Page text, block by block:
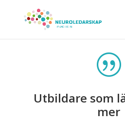
|
Utbildare som
mer